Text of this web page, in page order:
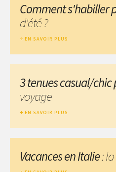
Comment s'habiller
d'été ?
EN SAVOIR PLUS
3 tenues casual/
voyage
EN SAVOIR PLUS
Vacances en Italie: la